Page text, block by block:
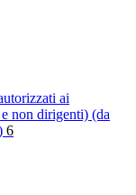
ai
non dirigenti) (da
6